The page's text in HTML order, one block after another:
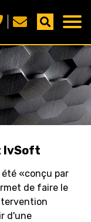
IvSoft
«conçu par
de faire le
d'une